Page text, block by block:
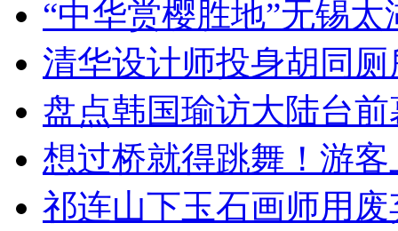
“中华赏樱胜地”无锡
清华设计师投身胡同
盘点韩国瑜访大陆台
想过桥就得跳舞！游客
祁连山下玉石画师用